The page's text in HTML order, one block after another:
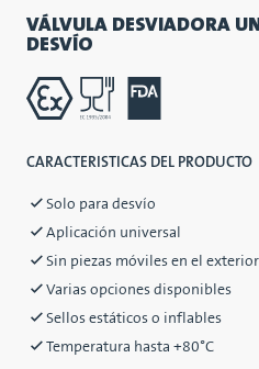
VÁLVULA DESVIADORA
DESVÍO
CARACTERISTICAS DEL PRODUCTO
Solo para desvío
Aplicación universal
Sin piezas móviles en el exterior
Varias opciones disponibles
Sellos estáticos o inflables
Temperatura hasta +80°C